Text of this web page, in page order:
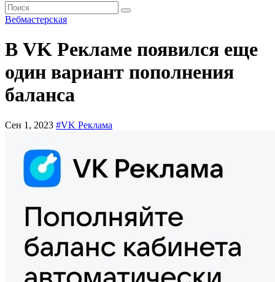
Вебмастерская
В VK Рекламе появился еще
один вариант пополнения
баланса
Сен 1, 2023 #VK Реклама